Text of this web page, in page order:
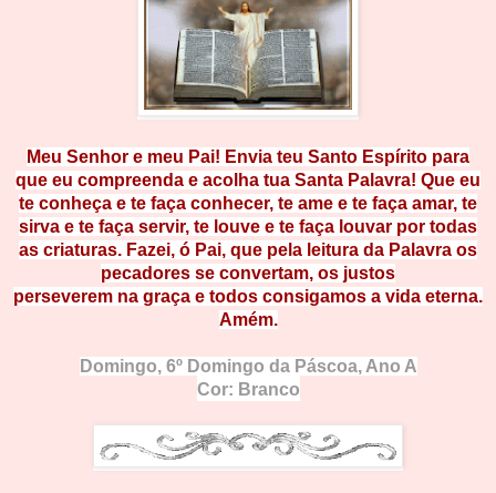
Meu Senhor e meu Pai! Envia teu Santo Espírito para
que eu compreenda e acolha tua Santa Palavra! Que eu
te conheça e te faça conhecer, te ame e te faça amar, te
sirva e te faça servir, te l ouve e te faça louvar por todas
as criaturas. Fazei, ó Pai, que pela leitura da Palavra os
pecadores se convertam, os justos
perseverem na graça e todos consigamos a vida eterna.
Amém.
Domingo, 6º Domingo da Páscoa, Ano A
Cor: Branco